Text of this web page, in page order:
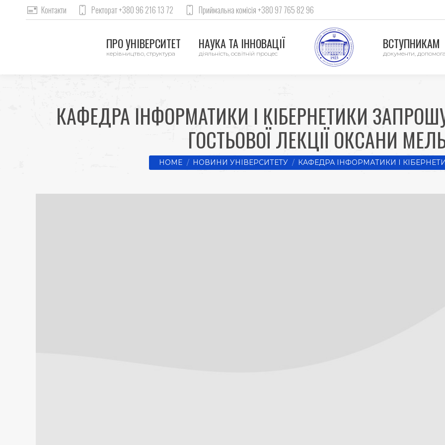
Контакти Ректорат +380 96 216 13 72 Приймальна комісія +380 97 765 82 96
ПРО УНІВЕРСИТЕТ
керівництво, структура
НАУКА ТА ІННОВАЦІЇ
діяльність, освітній процес
ВСТУПНИКАМ
документи,
КАФЕДРА ІНФОРМАТИКИ І КІБЕРНЕТИКИ
ГОСТЬОВОЇ ЛЕКЦІЇ ОКСАНИ
You are here:
HOME НОВИНИ УНІВЕРСИТЕТУ КАФЕДРА ІНФОРМАТИКИ І